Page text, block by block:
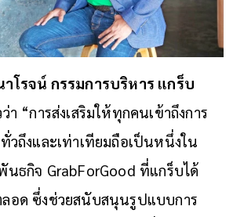
โรจน์ กรรมการบริหาร แกร็บ
า “การส่งเสริมให้ทุกคนเข้าถึงการ
วถึงและเท่าเทียมถือเป็นหนึ่งใน
นธกิจ GrabForGood ที่แกร็บได้
ลอด ซึ่งช่วยสนับสนุนรูปแบบการ